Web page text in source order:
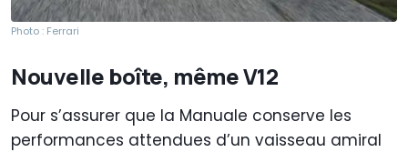
Photo : Ferrari
Nouvelle boîte, même V12
Pour s’assurer que la Manuale conserve les
performances attendues d’un vaisseau amiral